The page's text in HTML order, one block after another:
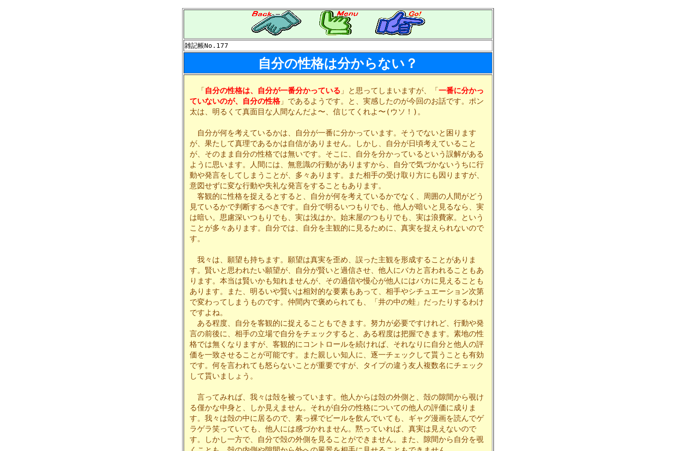
雑記帳No.177
自分の性格は分からない？
「自分の性格は、自分が一番分かっている 」と思ってしまいますが、「一番に分かっ
ていないのが、自分の性格」であるようです。と、実感したのが今回のお話です。ポン
太は、明るくて真面目な人間なんだよ〜、信じてくれよ〜(ウソ！)。
自分が何を考えているかは、自分が一番に分かっています。そうでないと困ります
が、果たして真理であるかは自信がありません。しかし、自分が日頃考えていること
が、そのまま自分の性格では無いです。そこに、自分を分かっているという誤解がある
ように思います。人間には、無意識の行動がありますから、自分で気づかないうちに行
動や発言をしてしまうことが、多々あります。また相手の受け取り方にも因りますが、
意図せずに変な行動や失礼な発言をすることもあります。
客観的に性格を捉えるとすると、自分が何を考えているかでなく、周囲の人間がどう
見ているかで判断するべきです。自分で明るいつもりでも、他人が暗いと見るなら、実
は暗い。思慮深いつもりでも、実は浅はか。始末屋のつもりでも、実は浪費家。という
ことが多々あります。自分では、自分を主観的に見るために、真実を捉えられないので
す。
我々は、願望も持ちます。願望は真実を歪め、誤った主観を形成することがありま
す。賢いと思われたい願望が、自分が賢いと過信させ、他人にバカと言われることもあ
ります。本当は賢いかも知れませんが、その過信や慢心が他人にはバカに見えることも
あります。また、明るいや賢いは相対的な要素もあって、相手やシチュエーション次第
で変わってしまうものです。仲間内で褒められても、「井の中の蛙」だったりするわけ
ですよね。
ある程度、自分を客観的に捉えることもできます。努力が必要ですけれど、行動や発
言の前後に、相手の立場で自分をチェックすると、ある程度は把握できます。素地の性
格では無くなりますが、客観的にコントロールを続ければ、それなりに自分と他人の評
価を一致させることが可能です。また親しい知人に、逐一チェックして貰うことも有効
です。何を言われても怒らないことが重要ですが、タイプの違う友人複数名にチェック
して貰いましょう。
言ってみれば、我々は殻を被っています。他人からは殻の外側と、殻の隙間から覗け
る僅かな中身と、しか見えません。それが自分の性格についての他人の評価に成りま
す。我々は殻の中に居るので、素っ裸でビールを飲んでいても、ギャグ漫画を読んでゲ
ラゲラ笑っていても、他人には感づかれません。黙っていれば、真実は見えないので
す。しかし一方で、自分で殻の外側を見ることができません。また、隙間から自分を覗